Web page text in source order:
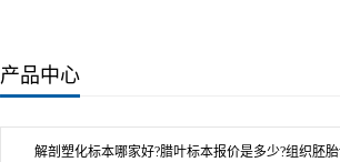
产品中心
解剖塑化标本哪家好?腊叶标本报价是多少?组织胚